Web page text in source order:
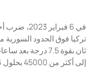
في 6
ثان بقوة 7.5 درجة
إلى أكثر من 45000 بحلول 6 مارس.